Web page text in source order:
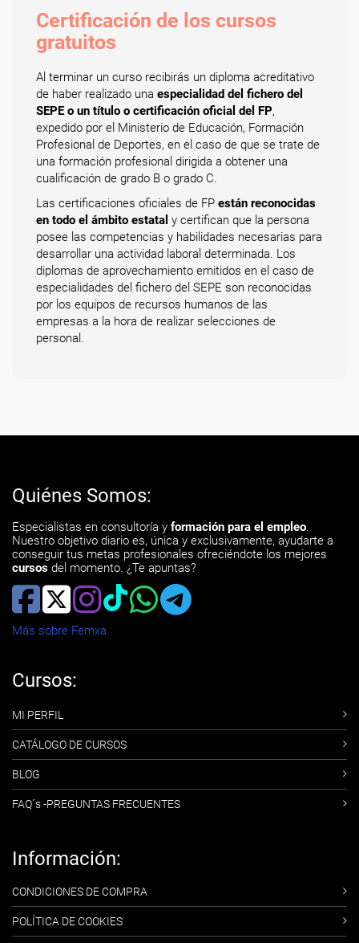
Certificación de los cursos
gratuitos
Al terminar un curso recibirás un diploma acreditativo
de haber realizado una especialidad del fichero del
SEPE o un título o certificación oficial del FP,
expedido por el Ministerio de Educación, Formación
Profesional de Deportes, en el caso de que se trate de
una formación profesional dirigida a obtener una
cualificación de grado B o grado C.
Las certificaciones oficiales de FP están reconocidas
en todo el ámbito estatal y certifican que la persona
posee las competencias y habilidades necesarias para
desarrollar una actividad laboral determinada. Los
diplomas de aprovechamiento emitidos en el caso de
especialidades del fichero del SEPE son reconocidas
por los equipos de recursos humanos de las
empresas a la hora de realizar selecciones de
personal.
Quiénes Somos:
Especialistas en consultoría y formación para el empleo.
Nuestro objetivo diario es, única y exclusivamente, ayudarte a
conseguir tus metas profesionales ofreciéndote los mejores
cursos del momento. ¿Te apuntas?
Más sobre Femxa
Cursos:
MI PERFIL
CATÁLOGO DE CURSOS
BLOG
FAQ´s -PREGUNTAS FRECUENTES
Información:
CONDICIONES DE COMPRA
POLÍTICA DE COOKIES